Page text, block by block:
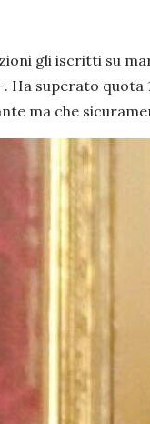
gli iscritti su
Ha superato quota
ma che